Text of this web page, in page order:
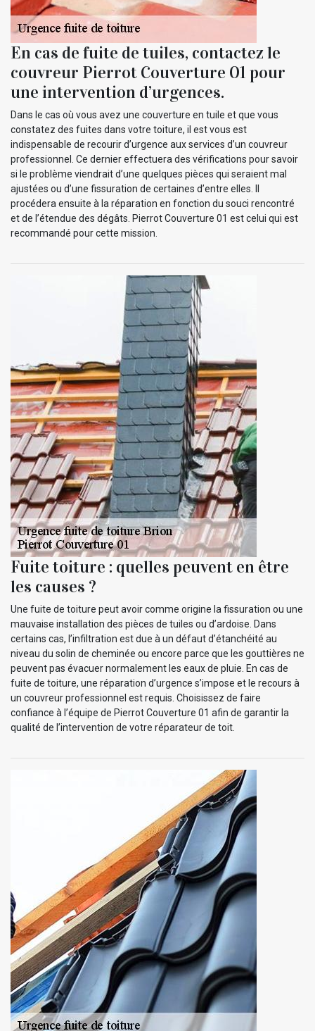
En cas de fuite de tuiles, contactez le
couvreur Pierrot Couverture 01 pour
une intervention d’urgences.
Dans le cas où vous avez une couverture en tuile et que vous
constatez des fuites dans votre toiture, il est vous est
indispensable de recourir d’urgence aux services d’un couvreur
professionnel. Ce dernier effectuera des vérifications pour savoir
si le problème viendrait d’une quelques pièces qui seraient mal
ajustées ou d’une fissuration de certaines d’entre elles. Il
procédera ensuite à la réparation en fonction du souci rencontré
et de l’étendue des dégâts. Pierrot Couverture 01 est celui qui est
recommandé pour cette mission.
Fuite toiture : quelles peuvent en être
les causes ?
Une fuite de toiture peut avoir comme origine la fissuration ou une
mauvaise installation des pièces de tuiles ou d’ardoise. Dans
certains cas, l’infiltration est due à un défaut d’étanchéité au
niveau du solin de cheminée ou encore parce que les gouttières ne
peuvent pas évacuer normalement les eaux de pluie. En cas de
fuite de toiture, une réparation d’urgence s’impose et le recours à
un couvreur professionnel est requis. Choisissez de faire
confiance à l’équipe de Pierrot Couverture 01 afin de garantir la
qualité de l’intervention de votre réparateur de toit.